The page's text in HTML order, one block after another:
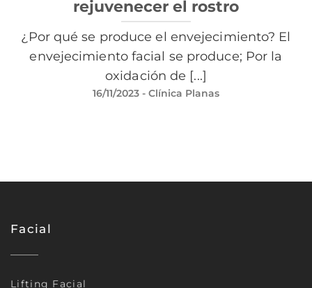
rejuvenecer el rostro
¿Por qué se produce el envejecimiento? El
envejecimiento facial se produce; Por la
oxidación de [...]
16/11/2023 - Clínica Planas
Facial
Lifting Facial